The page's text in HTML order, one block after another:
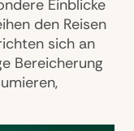
Einblicke
den Reisen
sich an
Bereicherung